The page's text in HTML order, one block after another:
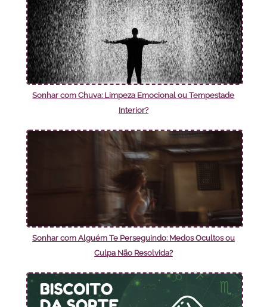
Sonhar com Chuva: Limpeza Emocional ou Tempestade
Interior?
Sonhar com Alguém Te Perseguindo: Medos Ocultos ou
Culpa Não Resolvida?